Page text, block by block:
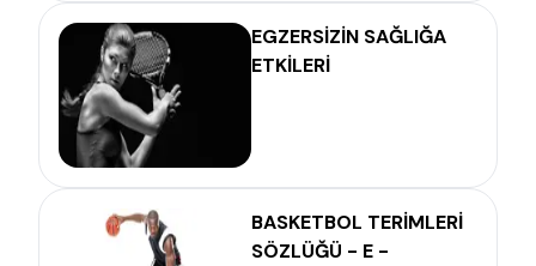
EGZERSİZİN SAĞLIĞA
ETKİLERİ
BASKETBOL TERİMLERİ
SÖZLÜĞÜ - E -